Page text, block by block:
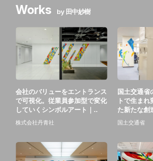
Works by 田中紗樹
会社のバリューをエントランス
で可視化。従業員参加型で変化
していくシンボルアート｜..
株式会社丹青社
国土交通省
トで生ま
た新たな創
国土交通省